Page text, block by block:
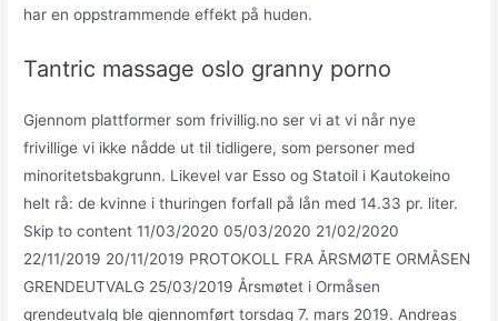
har en oppstrammende effekt på huden.
Tantric massage oslo granny porno
Gjennom plattformer som frivillig.no ser vi at vi når nye
frivillige vi ikke nådde ut til tidligere, som personer med
minoritetsbakgrunn. Likevel var Esso og Statoil i Kautokeino
helt rå: de kvinne i thuringen forfall på lån med 14.33 pr. liter.
Skip to content 11/03/2020 05/03/2020 21/02/2020
22/11/2019 20/11/2019 PROTOKOLL FRA ÅRSMØTE ORMÅSEN
GRENDEUTVALG 25/03/2019 Årsmøtet i Ormåsen
grendeutvalg ble gjennomført torsdag 7. mars 2019. Andreas